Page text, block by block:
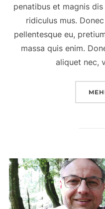
penatibus et magnis
ridiculus mus.
pellentesque eu,
massa quis enim.
aliquet nec,